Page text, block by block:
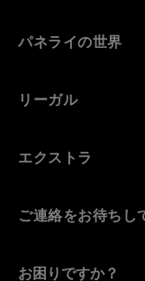
パネライの世界
リーガル
エクストラ
ご連絡をお待ちし
お困りですか？